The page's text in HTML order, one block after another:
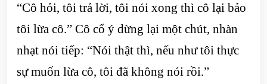
“Cô hỏi, tôi trả lời, tôi nói xong thì cô lại bảo
tôi lừa cô.” Cô cố ý dừng lại một chút, nhàn
nhạt nói tiếp: “Nói thật thì, nếu như tôi thực
sự muốn lừa cô, tôi đã không nói rồi.”